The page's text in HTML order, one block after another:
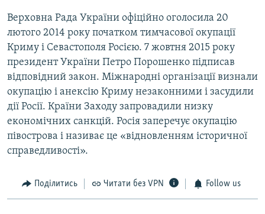
Верховна Рада України офіційно оголосила 20
лютого 2014 року початком тимчасової окупації
Криму і Севастополя Росією. 7 жовтня 2015 року
президент України Петро Порошенко підписав
відповідний закон. Міжнародні організації визнали
окупацію і анексію Криму незаконними і засудили
дії Росії. Країни Заходу запровадили низку
економічних санкцій. Росія заперечує окупацію
півострова і називає це «відновленням історичної
справедливості».
Поділитись Читати без VPN Follow us